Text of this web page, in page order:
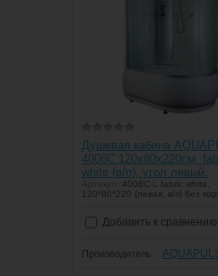
Душевая кабина
4006C 120х80х220см.
white (в/п), угол левый.
4006C L fabric white,
120*80*220 (левая, в/п) без
Добавить к сравнению
Производитель